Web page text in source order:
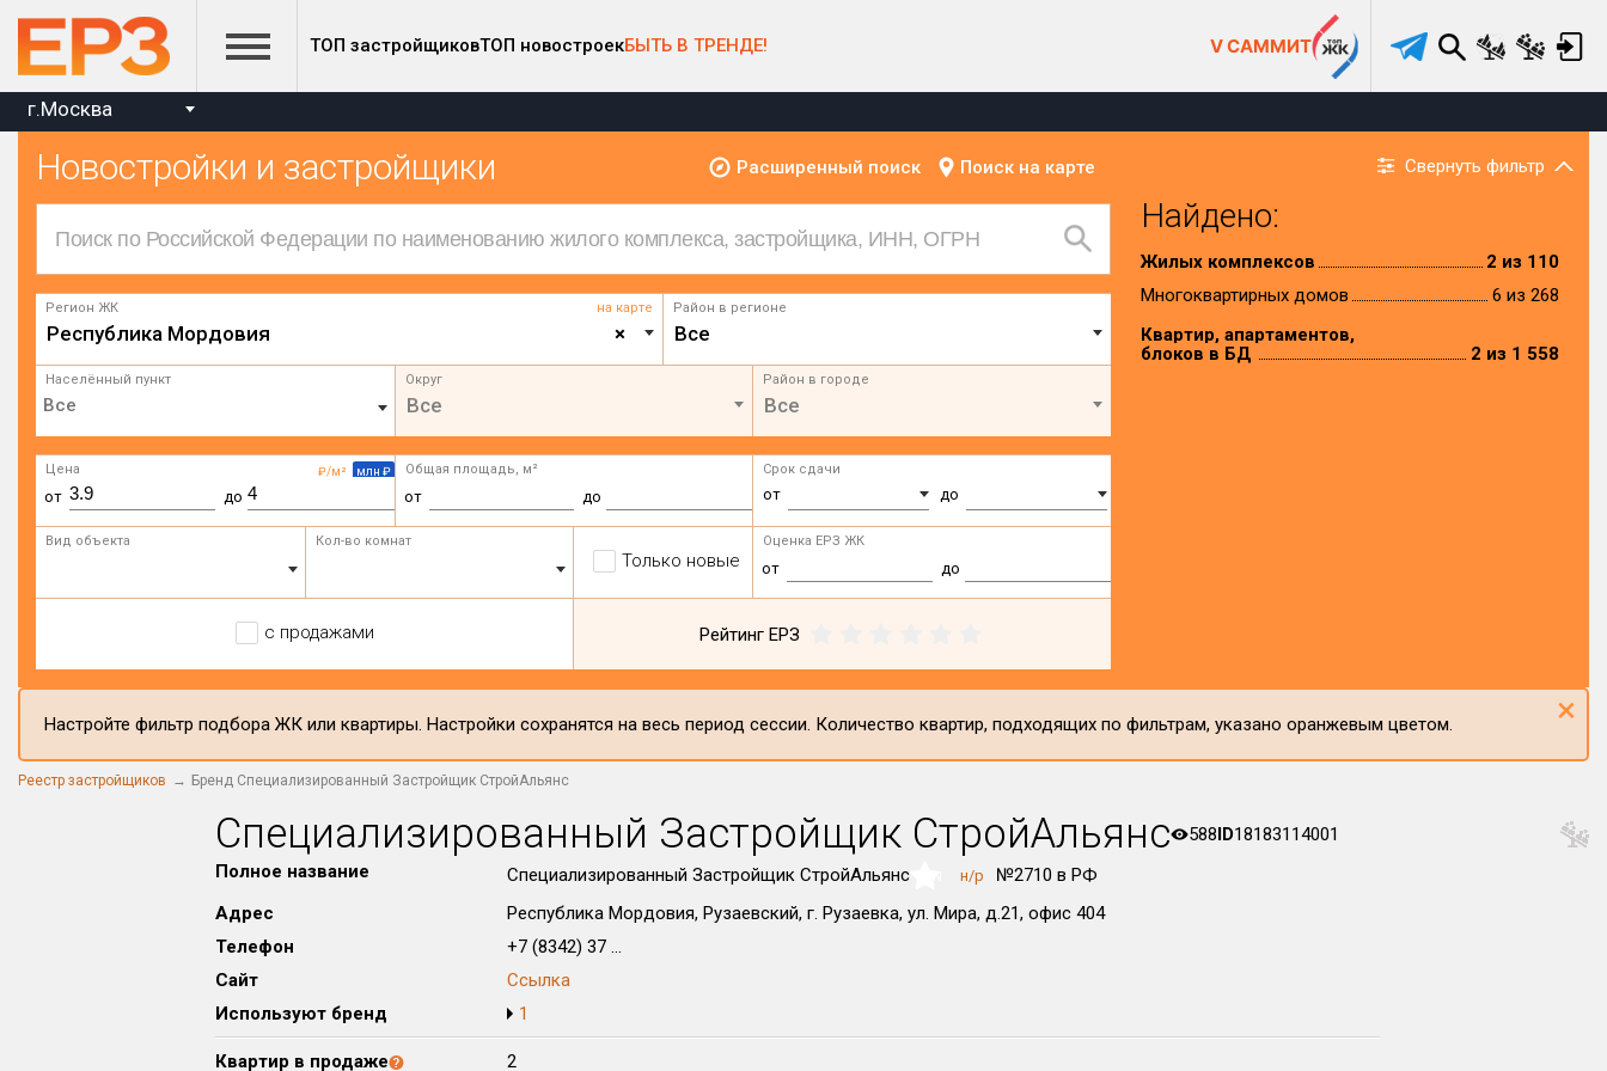
ТОП застройщиковТОП новостроекБЫТЬ В ТРЕНДЕ! V САММИТ
г.Москва
Новостройки и застройщики Расширенный поиск Поиск на карте Свернуть фильтр
Регион ЖК на карте
×
Республика Мордовия
Район в регионе
Все
Населённый пункт Округ
Все
Район в городе
Все
₽/м² млн ₽
Цена
от до
Общая площадь, м²
от до
Срок сдачи
от до
Вид объекта Кол-во комнат
Только новые
Оценка ЕРЗ ЖК
от до
с продажами Рейтинг ЕРЗ
Найдено:
Жилых комплексов
2 из 110
Многоквартирных домов
6 из 268
Квартир, апартаментов,
блоков в БД
2 из 1 558
Настройте фильтр подбора ЖК или квартиры. Настройки сохранятся на весь период сессии. Количество квартир, подходящих по фильтрам, указано оранжевым цветом. ×
Реестр застройщиков Бренд Специализированный Застройщик СтройАльянс
Специализированный Застройщик СтройАльянс 588ID18183114001
Полное название
Специализированный Застройщик СтройАльянс н/р
№2710 в РФ
Адрес
Республика Мордовия, Рузаевский, г. Рузаевка, ул. Мира, д.21, офис 404
Телефон
+7 (8342) 37 ...
Сайт
Ссылка
Используют бренд
1
Квартир в продаже 2